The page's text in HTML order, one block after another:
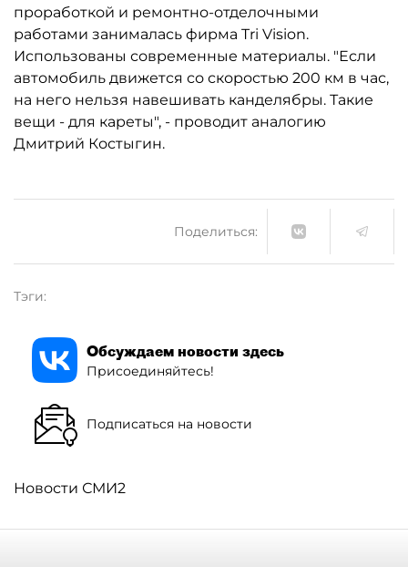
проработкой и ремонтно-отделочными
работами занималась фирма Tri Vision.
Использованы современные материалы. "Если
автомобиль движется со скоростью 200 км в час,
на него нельзя навешивать канделябры. Такие
вещи - для кареты", - проводит аналогию
Дмитрий Костыгин.
Поделиться:
Тэги:
Обсуждаем новости здесь
Присоединяйтесь!
Подписаться на новости
Новости СМИ2